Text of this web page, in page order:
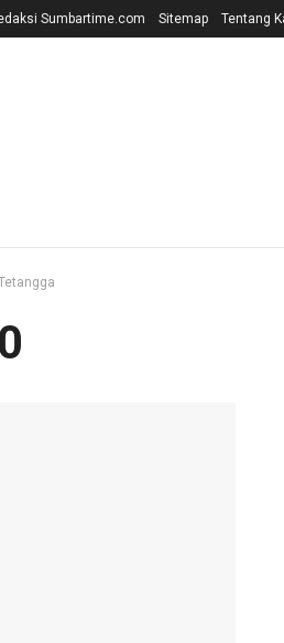
Sumbartime.com Sitemap Tentang